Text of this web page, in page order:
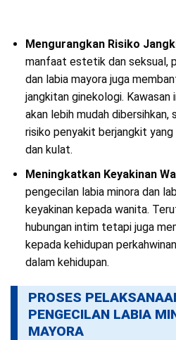
Mengurangkan Risiko
manfaat estetik dan seksual,
dan labia mayora juga
jangkitan ginekologi. Kawasan
akan lebih mudah dibersihkan,
risiko penyakit berjangkit
dan kulat.
Meningkatkan Keyakinan
pengecilan labia minora dan
keyakinan kepada wanita.
hubungan intim tetapi juga
kepada kehidupan
dalam kehidupan.
PROSES
PENGECILAN LABIA
MAYORA